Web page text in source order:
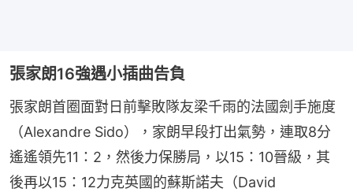
張家朗16強遇小插曲告負
張家朗首圈面對日前擊敗隊友梁千雨的法國劍手施度
（Alexandre Sido），家朗早段打出氣勢，連取8分
遙遙領先11：2，然後力保勝局，以15：10晉級，其
後再以15：12力克英國的蘇斯諾夫（David